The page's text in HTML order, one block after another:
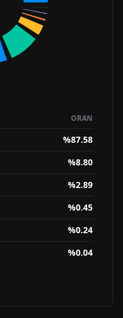
ORAN
%87.58
%8.80
%2.89
%0.45
%0.24
%0.04